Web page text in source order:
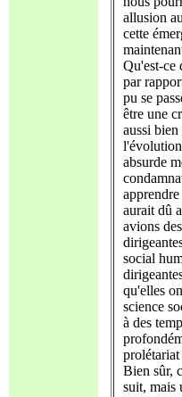
allusion
cette
Qu'est-ce
par
pu se
être une
aussi
absurde
aurait dû
avions
social
qu'elles
science
à des
Bien sûr,
suit, mais